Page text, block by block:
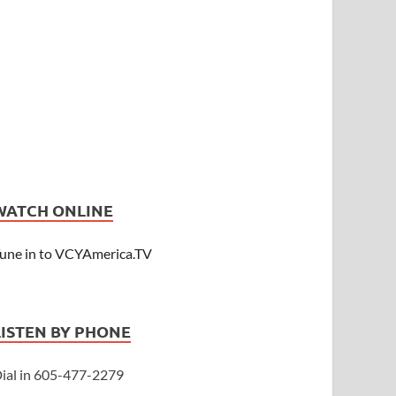
ONLINE
in to VCYAmerica.TV
BY PHONE
in 605-477-2279